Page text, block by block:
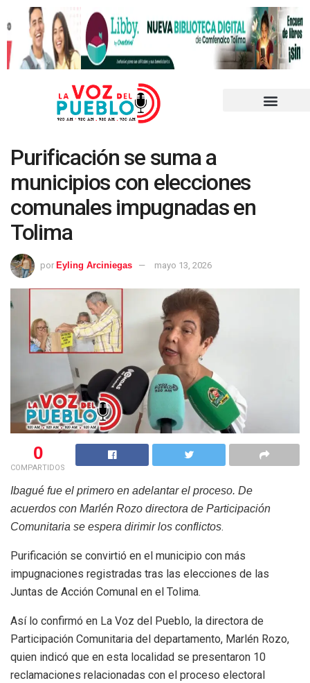
Purificación se suma a
municipios con elecciones
comunales impugnadas en
Tolima
por Eyling Arciniegas mayo 13, 2026
0
COMPARTIDOS
Ibagué fue el primero en adelantar el proceso. De
acuerdos con Marlén Rozo directora de Participación
Comunitaria se espera dirimir los conflictos.
Purificación se convirtió en el municipio con más
impugnaciones registradas tras las elecciones de las
Juntas de Acción Comunal en el Tolima.
Así lo confirmó en La Voz del Pueblo, la directora de
Participación Comunitaria del departamento, Marlén Rozo,
quien indicó que en esta localidad se presentaron 10
reclamaciones relacionadas con el proceso electoral